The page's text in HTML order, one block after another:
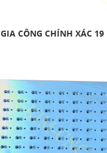
GIA CÔNG CHÍNH XÁC 19